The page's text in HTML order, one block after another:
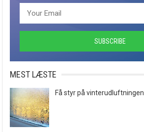
MEST LÆSTE
Få styr på vinterudluftningen